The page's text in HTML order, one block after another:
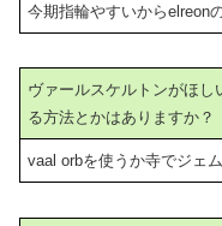
今期指輪やすいからelreon
ヴァールスケルトンがほ
る方法とかはありますか？
vaal orbを使うか寺でジェ